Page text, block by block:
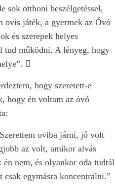
sok otthoni beszélgetéssel,
ovis játék, a gyermek az Óvó
és szerepek helyes
tud működni. A lényeg, hogy

hogy szeretett-e
hogy én voltam az óvó
oviba járni, jó volt
az volt, amikor alvás
nem, és olyankor oda tudtál
egymásra koncentrálni.”